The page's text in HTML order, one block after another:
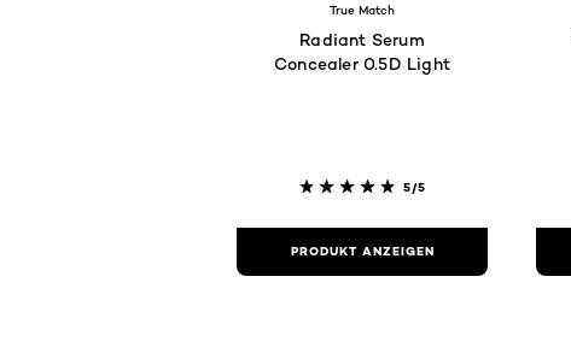
True Match
Radiant Serum
Concealer 0.5D Light
5/5
PRODUKT ANZEIGEN